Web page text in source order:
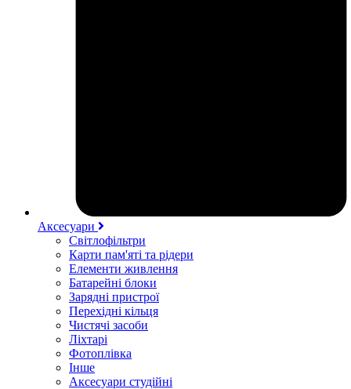
Аксесуари
Світлофільтри
Карти пам'яті та рідери
Елементи живлення
Батарейні блоки
Зарядні пристрої
Перехідні кільця
Чистячі засоби
Ліхтарі
Фотоплівка
Інше
Аксесуари студійні